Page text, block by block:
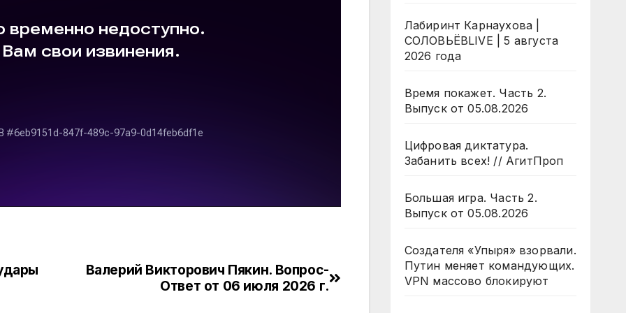
Валерий Викторович Пякин. Вопрос-
Ответ от 06 июля 2026 г.
Лабиринт Карнаухова |
СОЛОВЬЁВLIVE | 5 августа
2026 года
Время покажет. Часть 2.
Выпуск от 05.08.2026
Цифровая диктатура.
Забанить всех! // АгитПроп
Большая игра. Часть 2.
Выпуск от 05.08.2026
Создателя «Упыря» взорвали.
Путин меняет командующих.
VPN массово блокируют